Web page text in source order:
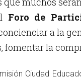
Foro de
a la
fomentar la
Ciudad